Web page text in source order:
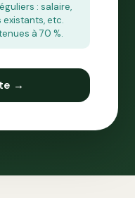
: salaire,
existants, etc.
à 70 %.
→